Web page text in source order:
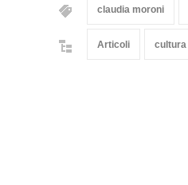
claudia moroni
Articoli cultura